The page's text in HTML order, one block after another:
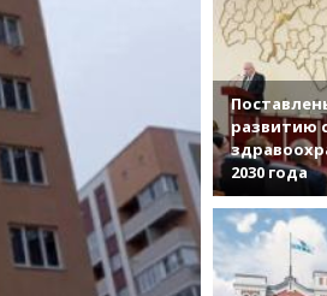
развитию
2030 года